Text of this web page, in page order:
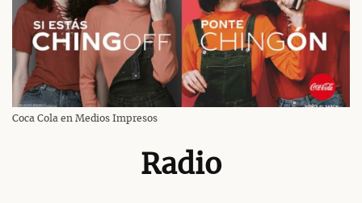
Coca Cola en Medios Impresos
Radio